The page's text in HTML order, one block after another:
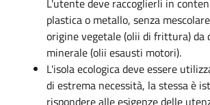
plastica o metallo, senza
origine vegetale (olii di frittura) da
minerale (olii esausti motori).
L'isola ecologica deve essere
di estrema necessità, la stessa è
rispondere alle esigenze delle